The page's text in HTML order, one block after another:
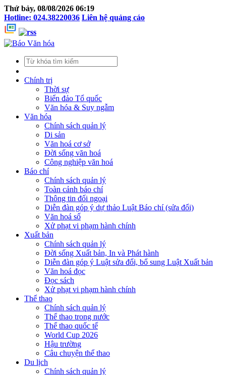
Thứ bảy, 08/08/2026 06:19
Hotline: 024.38220036 Liên hệ quảng cáo
Chính trị
Thời sự
Biển đảo Tổ quốc
Văn hóa & Suy ngẫm
Văn hóa
Chính sách quản lý
Di sản
Văn hoá cơ sở
Đời sống văn hoá
Công nghiệp văn hoá
Báo chí
Chính sách quản lý
Toàn cảnh báo chí
Thông tin đối ngoại
Diễn đàn góp ý dự thảo Luật Báo chí (sửa đổi)
Văn hoá số
Xử phạt vi phạm hành chính
Xuất bản
Chính sách quản lý
Đời sống Xuất bản, In và Phát hành
Diễn đàn góp ý Luật sửa đổi, bổ sung Luật Xuất bản
Văn hoá đọc
Đọc sách
Xử phạt vi phạm hành chính
Thể thao
Chính sách quản lý
Thể thao trong nước
Thể thao quốc tế
World Cup 2026
Hậu trường
Câu chuyện thể thao
Du lịch
Chính sách quản lý